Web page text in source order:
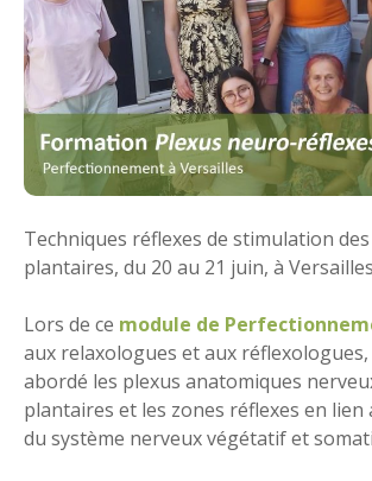
Techniques réflexes de stimulation
plantaires, du 20 au 21 juin, à
Lors de ce module de
aux relaxologues et aux
abordé les plexus anatomiques
plantaires et les zones réflexes en lien
du système nerveux végétatif et